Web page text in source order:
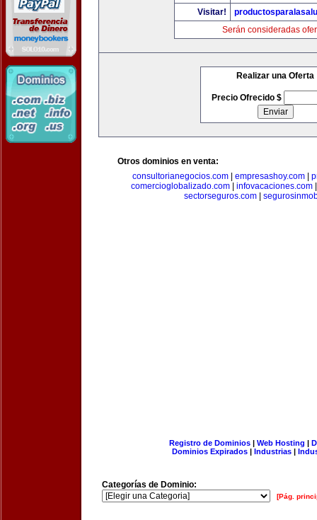
Visitar!
Serán consideradas
Realizar una Oferta
Precio Ofrecido $
Otros dominios en venta:
consultorianegocios.com
empresashoy.com
comercioglobalizado.com
infovacaciones.com
sectorseguros.com
Registro de Dominios| Web Hosting |
Dominios Expirados | Industrias |
Categorías de Dominio:
[Pág.